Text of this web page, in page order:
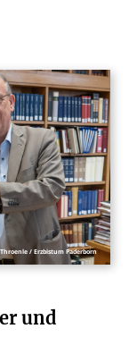
/ Erzbistum Paderborn
und